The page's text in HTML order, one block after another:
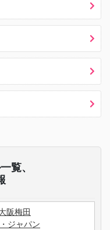
覧、
阪梅田
ジャパン